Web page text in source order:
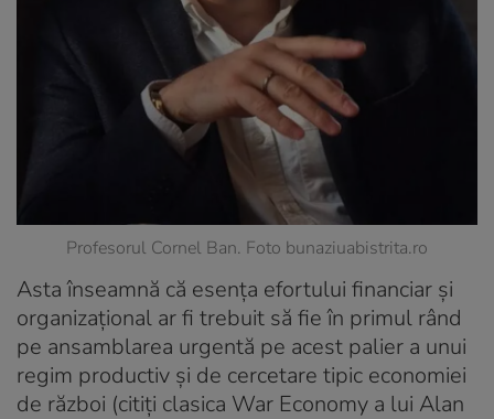
Profesorul Cornel Ban. Foto bunaziuabistrita.ro
Asta înseamnă că esența efortului financiar și
organizațional ar fi trebuit să fie în primul rând
pe ansamblarea urgentă pe acest palier a unui
regim productiv și de cercetare tipic economiei
de război (citiți clasica War Economy a lui Alan